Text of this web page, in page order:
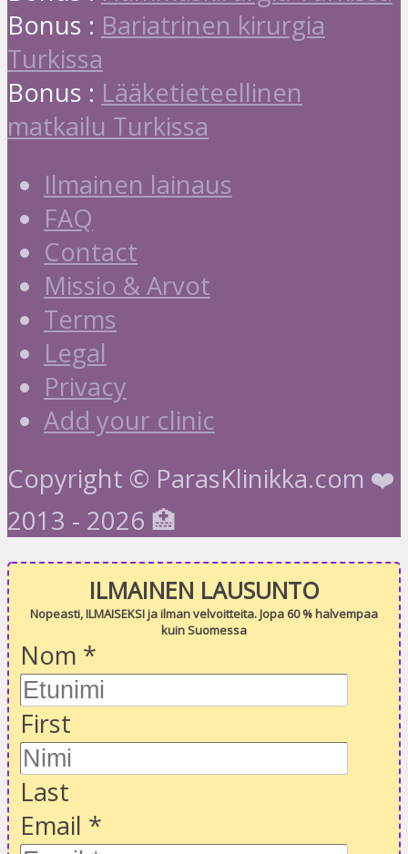
Bonus : Bariatrinen kirurgia
Turkissa
Bonus : Lääketieteellinen
matkailu Turkissa
Ilmainen lainaus
FAQ
Contact
Missio & Arvot
Terms
Legal
Privacy
Add your clinic
Copyright © ParasKlinikka.com ❤️
2013 - 2026 🏥
ILMAINEN LAUSUNTO
Nopeasti, ILMAISEKSI ja ilman velvoitteita. Jopa 60 % halvempaa
kuin Suomessa
Nom *
First
Last
Email *